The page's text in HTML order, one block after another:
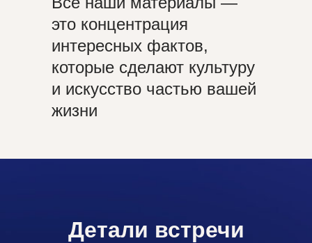
это концентрация
интересных фактов,
которые сделают культуру
и искусство частью вашей
жизни
Детали встречи